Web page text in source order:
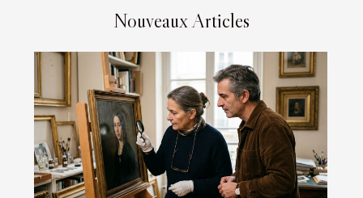
Nouveaux Articles